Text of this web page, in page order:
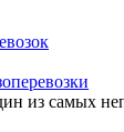
из самых